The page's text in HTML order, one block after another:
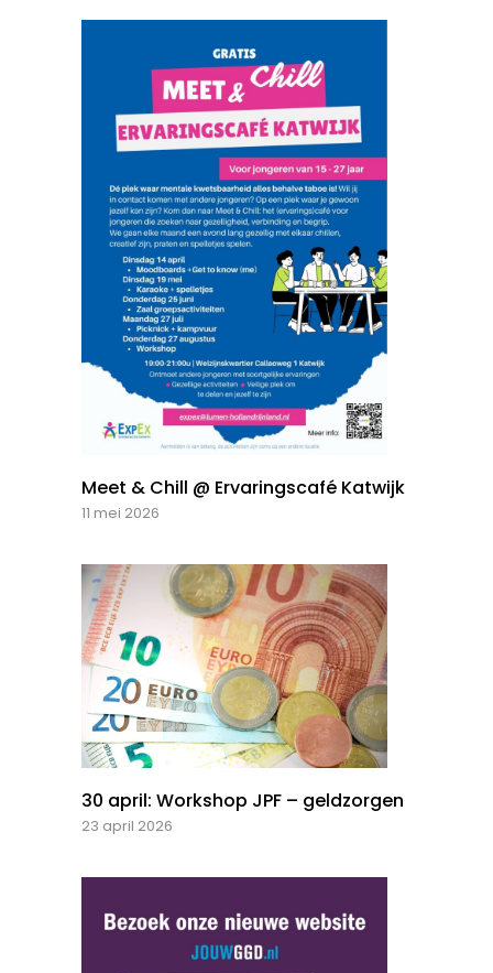
Meet & Chill @ Ervaringscafé Katwijk
11 mei 2026
30 april: Workshop JPF – geldzorgen
23 april 2026